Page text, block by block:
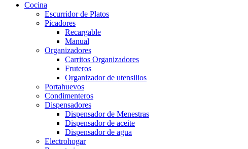
Cocina
Escurridor de Platos
Picadores
Recargable
Manual
Organizadores
Carritos Organizadores
Fruteros
Organizador de utensilios
Portahuevos
Condimenteros
Dispensadores
Dispensador de Menestras
Dispensador de aceite
Dispensador de agua
Electrohogar